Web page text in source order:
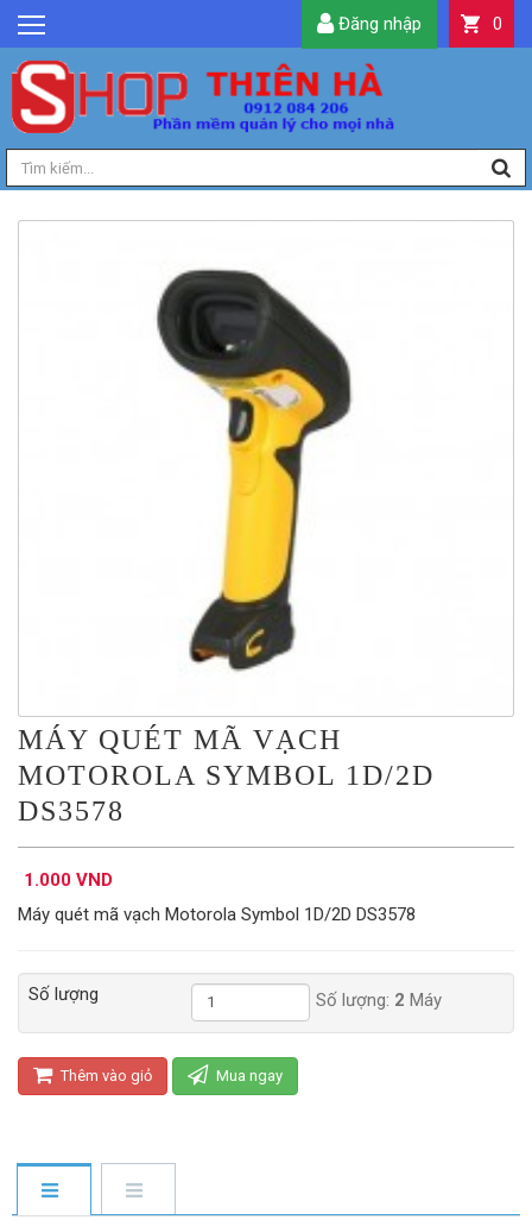
GIỚI THIỆU
TIN TỨC
SẢN PHẨM
DỊCH VỤ
0
Đăng nhập
MÁY QUÉT MÃ VẠCH
MOTOROLA SYMBOL 1D/2D
DS3578
1.000 VND
Máy quét mã vạch Motorola Symbol 1D/2D DS3578
Số lượng Số lượng: 2 Máy
Thêm vào giỏ Mua ngay